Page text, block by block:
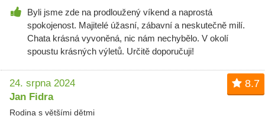
Byli jsme zde na prodloužený víkend a naprostá
spokojenost. Majitelé úžasní, zábavní a neskutečně milí.
Chata krásná vyvoněná, nic nám nechybělo. V okolí
spoustu krásných výletů. Určitě doporučuji!
24. srpna 2024
Jan Fidra
Rodina s většími dětmi
8.7